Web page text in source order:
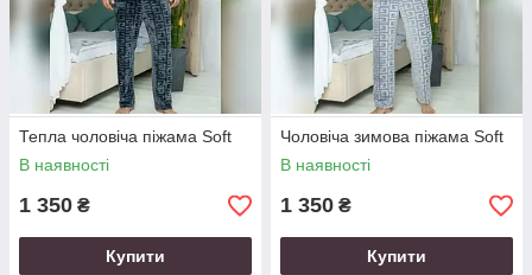
Тепла чоловіча піжама Soft
В наявності
1 350 ₴
Купити
Чоловіча зимова піжама Soft
В наявності
1 350 ₴
Купити